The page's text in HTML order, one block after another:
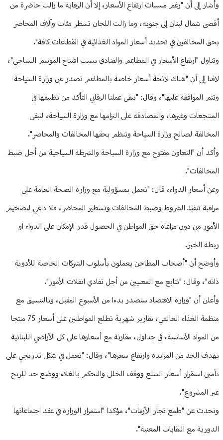
وأشار إلى أن "رغم مسببات ارتفاع الأسعار، إلا أن الرقابة ما زالت حاضرة من
أقصى شمال لبنان إلى جنوبه، وما زالت اللجان تسطر مئات وآلاف المحاضر
بحق المخالفين في تحديد أسعار المواد الغذائية في القطاعات كافة".
وتناول "ارتفاع الأسعار في المطاعم والفنادق بسبب افتتاح الموسم السياحي"،
لافتا إلى أن "هناك لائحة أسعار خاصة بالمطاعم تصدر عن وزارة السياحة
وتتم الموافقة عليها"، وقال: "يبقى عملنا الرقابي التأكد من تطبيقها في
المنتجعات وغيرها، والمصادقة على التزامها مع وزارة السياحة، لتبقى
المخالفة لصالح وزارة السياحة وتنظم بحقها المخالفات والمحاضر".
وأكد أن "التعاون مفتوح مع وزارة السياحة والشرطة السياحية من أجل ضبط
المخالفات".
وعن أسعار الدواء، قال: "نعمل بمسؤولية مع وزارة الصحة العامة على
مراقبة تنفيذ الشروط وضبط المخالفات وتسطير المحاضر، فلا داعي لتضخيم
الأمور من دون مراعاة حق المواطن في الحصول قدر الإمكان على الدواء او
ربطة الخبز.
وأوضح أن "أصحاب المطاحن يعملون بأسلوب الشركات الخاصة للأدوية
ذاته"، وقال: "نتابع مع المعنيين من أجل تفادي انفلات الأمور".
وأعلن أن "وزارة الاقتصاد ستصدر بدءا من الأسبوع المقبل، وبالتنسيق مع
منظمة الغذاء العالمي، تقارير شهرية تطلع المواطنين على أسعار 75 منتجا
من المواد الأساسية، في جداول، مقارنة مع أسعارها على كل الأراضي اللبنانية
بهدف الحد من المزايدة وارتفاع سعرها"، وقال: "نعمل في شكل تدريجي على
تأمين استقرار أسعار السلع ووقف الخلل والتحكم بالغلاء ووضع حد للربح
غير المشروع".
وتحدث عن "طمع تجار الأزمات"، مؤكدا "استمرار الوزارة في عقد اجتماعاتها
الدورية مع النقابات المعنية".